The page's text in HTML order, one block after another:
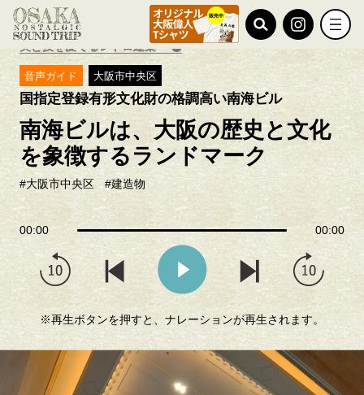
TOP 国指定登録有形文化財 南海ビル
美と技を愛でるレトロ建築
音声ガイド 大阪市中央区
国指定登録有形文化財の格調高い南海ビル
南海ビルは、大阪の歴史と文化
を象徴するランドマーク
#大阪市中央区 #建造物
00:00 00:00
※再生ボタンを押すと、ナレーションが再生されます。